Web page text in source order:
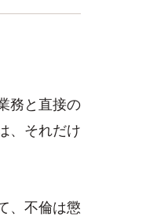
務と直接の
、それだけ
、不倫は懲